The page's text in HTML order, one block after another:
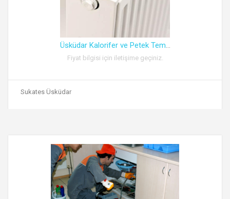
Üsküdar Kalorifer ve Petek Tem...
Fiyat bilgisi için iletişime geçiniz.
Sukates Üsküdar